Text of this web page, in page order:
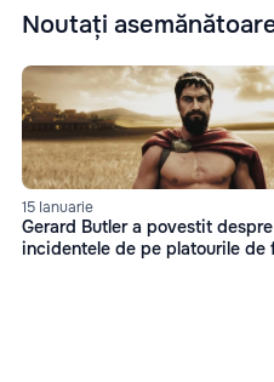
Noutați
15 Ianuarie
Gerard Butler a povestit despre
incidentele de pe platourile de